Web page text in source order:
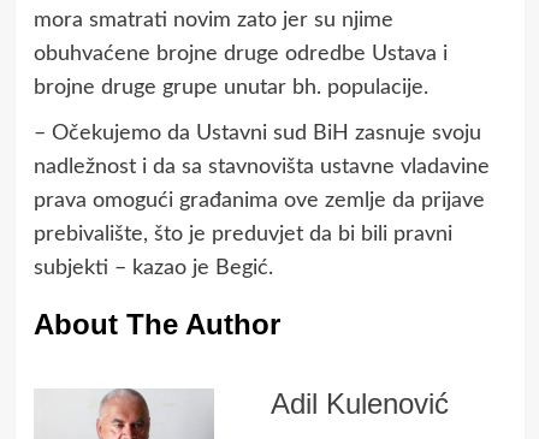
mora smatrati novim zato jer su njime
obuhvaćene brojne druge odredbe Ustava i
brojne druge grupe unutar bh. populacije.
– Očekujemo da Ustavni sud BiH zasnuje svoju
nadležnost i da sa stavnovišta ustavne vladavine
prava omogući građanima ove zemlje da prijave
prebivalište, što je preduvjet da bi bili pravni
subjekti – kazao je Begić.
About The Author
Adil Kulenović